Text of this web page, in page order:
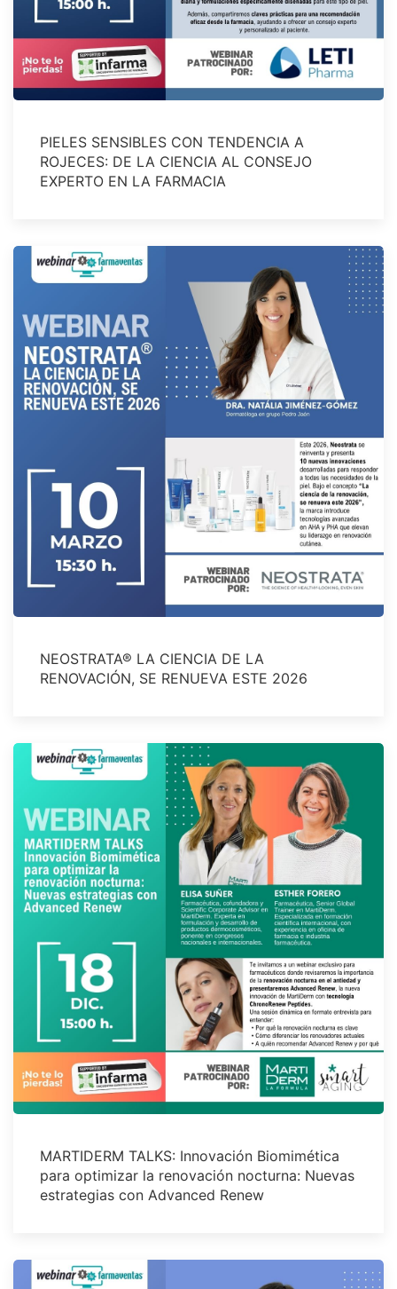
PIELES SENSIBLES CON TENDENCIA A
ROJECES: DE LA CIENCIA AL CONSEJO
EXPERTO EN LA FARMACIA
NEOSTRATA® LA CIENCIA DE LA
RENOVACIÓN, SE RENUEVA ESTE 2026
MARTIDERM TALKS: Innovación Biomimética
para optimizar la renovación nocturna: Nuevas
estrategias con Advanced Renew